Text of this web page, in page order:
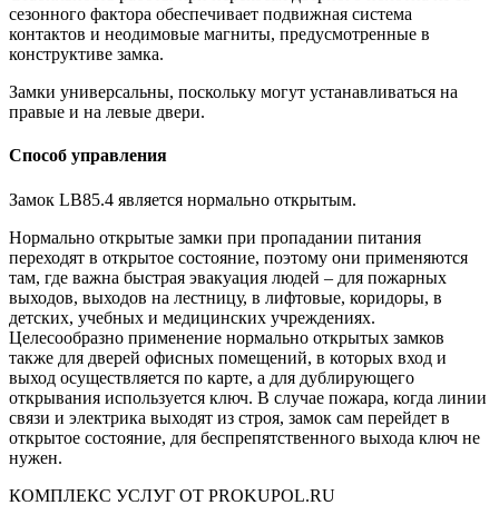
сезонного фактора обеспечивает подвижная система
контактов и неодимовые магниты, предусмотренные в
конструктиве замка.
Замки универсальны, поскольку могут устанавливаться на
правые и на левые двери.
Способ управления
Замок LB85.4 является нормально открытым.
Нормально открытые замки при пропадании питания
переходят в открытое состояние, поэтому они применяются
там, где важна быстрая эвакуация людей – для пожарных
выходов, выходов на лестницу, в лифтовые, коридоры, в
детских, учебных и медицинских учреждениях.
Целесообразно применение нормально открытых замков
также для дверей офисных помещений, в которых вход и
выход осуществляется по карте, а для дублирующего
открывания используется ключ. В случае пожара, когда линии
связи и электрика выходят из строя, замок сам перейдет в
открытое состояние, для беспрепятственного выхода ключ не
нужен.
КОМПЛЕКС УСЛУГ ОТ PROKUPOL.RU